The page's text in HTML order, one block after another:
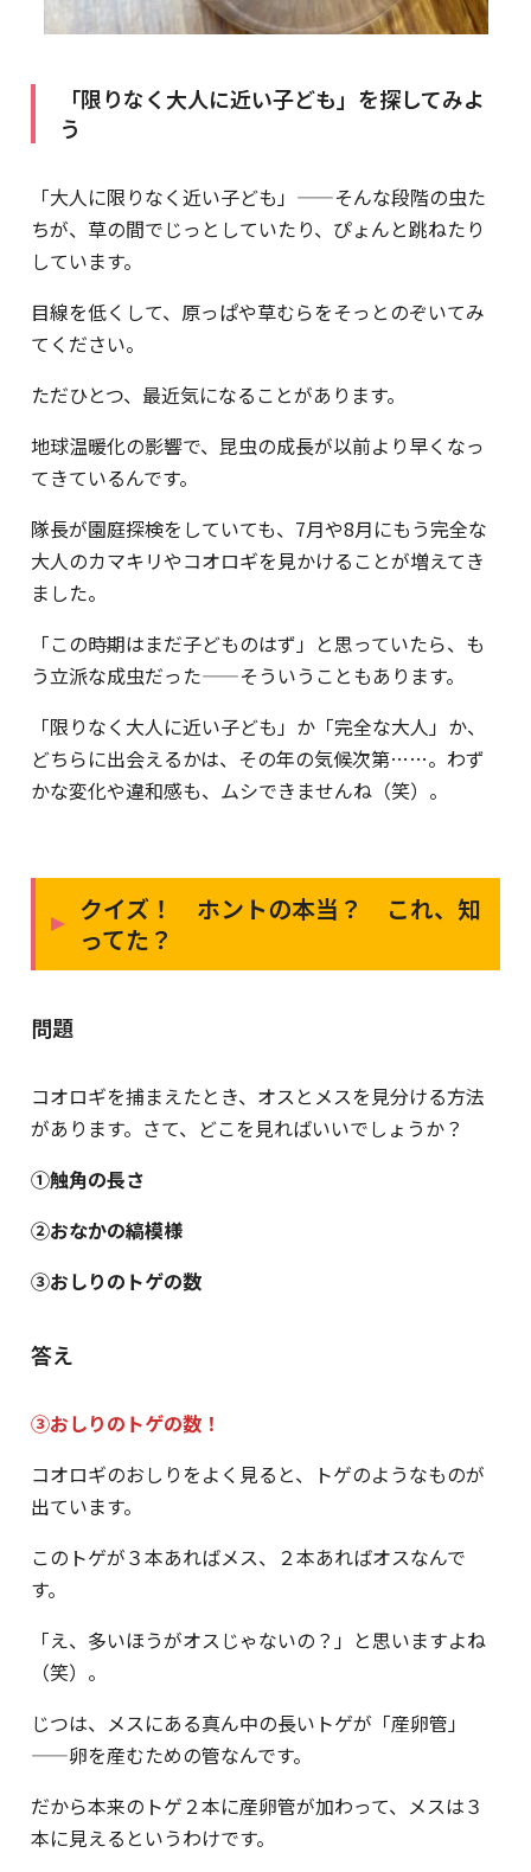
「限りなく大人に近い子ども」を探してみよ
う
「大人に限りなく近い子ども」——そんな段階の虫た
ちが、草の間でじっとしていたり、ぴょんと跳ねたり
しています。
目線を低くして、原っぱや草むらをそっとのぞいてみ
てください。
ただひとつ、最近気になることがあります。
地球温暖化の影響で、昆虫の成長が以前より早くなっ
てきているんです。
隊長が園庭探検をしていても、7月や8月にもう完全な
大人のカマキリやコオロギを見かけることが増えてき
ました。
「この時期はまだ子どものはず」と思っていたら、も
う立派な成虫だった——そういうこともあります。
「限りなく大人に近い子ども」か「完全な大人」か、
どちらに出会えるかは、その年の気候次第……。わず
かな変化や違和感も、ムシできませんね（笑）。
クイズ！ ホントの本当？ これ、知
ってた？
問題
コオロギを捕まえたとき、オスとメスを見分ける方法
があります。さて、どこを見ればいいでしょうか？
①触角の長さ
②おなかの縞模様
③おしりのトゲの数
答え
③おしりのトゲの数！
コオロギのおしりをよく見ると、トゲのようなものが
出ています。
このトゲが３本あればメス、２本あればオスなんで
す。
「え、多いほうがオスじゃないの？」と思いますよね
（笑）。
じつは、メスにある真ん中の長いトゲが「産卵管」
——卵を産むための管なんです。
だから本来のトゲ２本に産卵管が加わって、メスは３
本に見えるというわけです。